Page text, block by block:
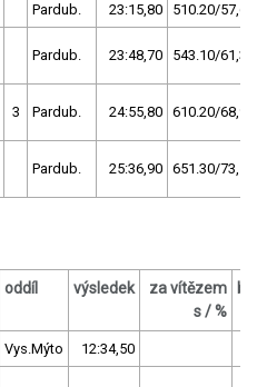
Pardub. 23:15,80 510.20/57,6
Pardub. 23:48,70 543.10/61,3
3 Pardub. 24:55,80 610.20/68,9
Pardub. 25:36,90 651.30/73,5
oddíl výsledek
za vítězem
s / %
Vys.Mýto 12:34,50